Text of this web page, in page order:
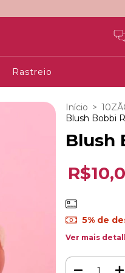
Rastreio
Início >
Blush Bobbi
Blush
5% de
Ver mais